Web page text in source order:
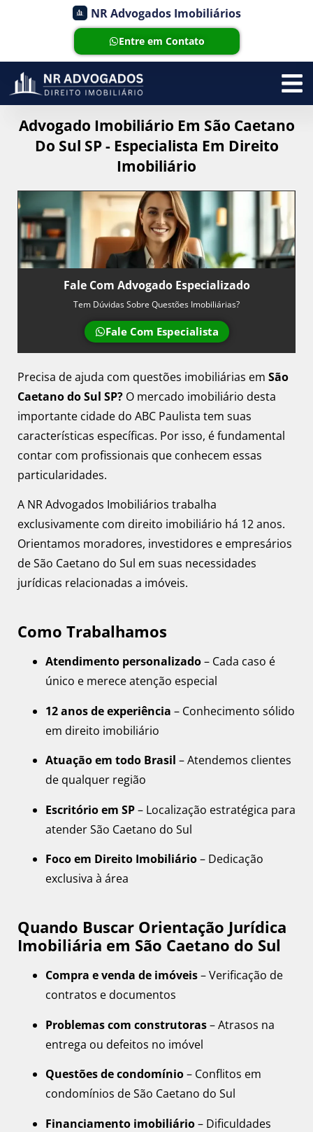
NR Advogados Imobiliários
Entre em Contato
Advogado Imobiliário Em São Caetano
Do Sul SP - Especialista Em Direito
Imobiliário
Fale Com Advogado Especializado
Tem Dúvidas Sobre Questões Imobiliárias?
Fale Com Especialista
Precisa de ajuda com questões imobiliárias em São
Caetano do Sul SP? O mercado imobiliário desta
importante cidade do ABC Paulista tem suas
características específicas. Por isso, é fundamental
contar com profissionais que conhecem essas
particularidades.
A NR Advogados Imobiliários trabalha
exclusivamente com direito imobiliário há 12 anos.
Orientamos moradores, investidores e empresários
de São Caetano do Sul em suas necessidades
jurídicas relacionadas a imóveis.
Como Trabalhamos
Atendimento personalizado– Cada caso é
único e merece atenção especial
12 anos de experiência – Conhecimento sólido
em direito imobiliário
Atuação em todo Brasil – Atendemos clientes
de qualquer região
Escritório em SP– Localização estratégica para
atender São Caetano do Sul
Foco em Direito Imobiliário– Dedicação
exclusiva à área
Quando Buscar Orientação Jurídica
Imobiliária em São Caetano do Sul
Compra e venda de imóveis– Verificação de
contratos e documentos
Problemas com construtoras– Atrasos na
entrega ou defeitos no imóvel
Questões de condomínio– Conflitos em
condomínios de São Caetano do Sul
Financiamento imobiliário– Dificuldades